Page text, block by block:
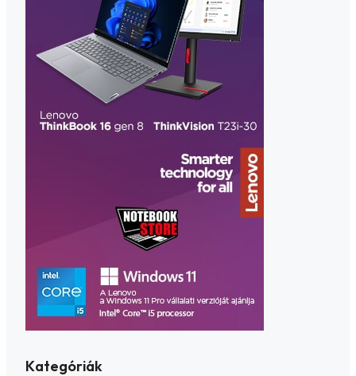
Kategóriák